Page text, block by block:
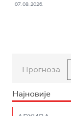
07. 08. 2026.
Прогноза
Најновије